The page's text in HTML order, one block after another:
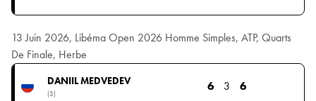
13 Juin 2026, Libéma Open 2026 Homme Simples, ATP, Quarts
De Finale, Herbe
DANIIL MEDVEDEV
(3)
6 3 6